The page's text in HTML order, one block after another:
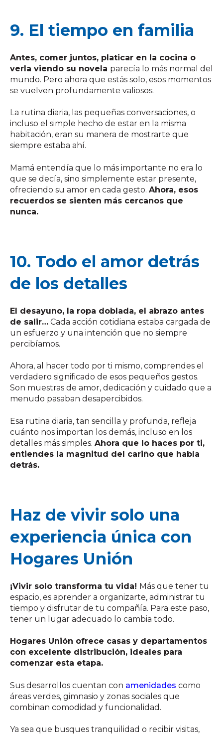
9. El tiempo en familia
Antes, comer juntos, platicar en la cocina o
verla viendo su novela parecía lo más normal del
mundo. Pero ahora que estás solo, esos momentos
se vuelven profundamente valiosos.
La rutina diaria, las pequeñas conversaciones, o
incluso el simple hecho de estar en la misma
habitación, eran su manera de mostrarte que
siempre estaba ahí.
Mamá entendía que lo más importante no era lo
que se decía, sino simplemente estar presente,
ofreciendo su amor en cada gesto. Ahora, esos
recuerdos se sienten más cercanos que
nunca.
10. Todo el amor detrás
de los detalles
El desayuno, la ropa doblada, el abrazo antes
de salir… Cada acción cotidiana estaba cargada de
un esfuerzo y una intención que no siempre
percibíamos.
Ahora, al hacer todo por ti mismo, comprendes el
verdadero significado de esos pequeños gestos.
Son muestras de amor, dedicación y cuidado que a
menudo pasaban desapercibidos.
Esa rutina diaria, tan sencilla y profunda, refleja
cuánto nos importan los demás, incluso en los
detalles más simples. Ahora que lo haces por ti,
entiendes la magnitud del cariño que había
detrás.
Haz de vivir solo una
experiencia única con
Hogares Unión
¡Vivir solo transforma tu vida! Más que tener tu
espacio, es aprender a organizarte, administrar tu
tiempo y disfrutar de tu compañía. Para este paso,
tener un lugar adecuado lo cambia todo.
Hogares Unión ofrece casas y departamentos
con excelente distribución, ideales para
comenzar esta etapa.
Sus desarrollos cuentan con amenidades como
áreas verdes, gimnasio y zonas sociales que
combinan comodidad y funcionalidad.
Ya sea que busques tranquilidad o recibir visitas,